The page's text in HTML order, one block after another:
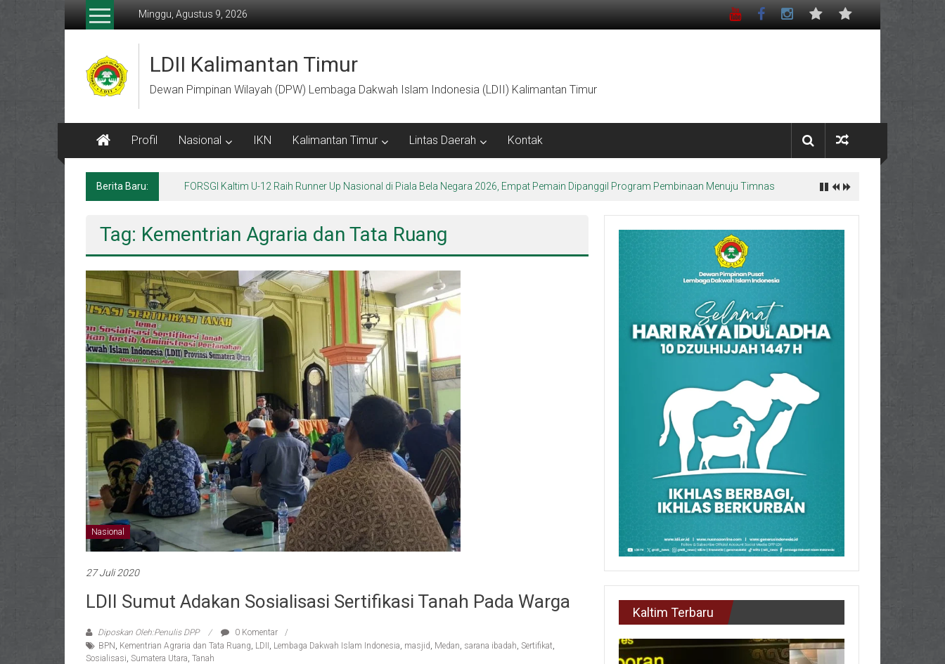
Lompat
Minggu, Agustus 9, 2026
LDII Kalimantan Timur
Dewan Pimpinan Wilayah (DPW) Lembaga Dakwah Islam Indonesia (LDII) Kalimantan Timur
Profil Nasional IKN Kalimantan Timur Lintas Daerah Kontak
Berita Baru: FORSGI Kaltim U-12 Raih Runner Up Nasional di Piala Bela Negara 2026, Empat Pemain Dipanggil Program Pembinaan Menuju Timnas
Tag: Kementrian Agraria dan Tata Ruang
Nasional
27 Juli 2020
LDII Sumut Adakan Sosialisasi Sertifikasi Tanah Pada Warga
Diposkan Oleh:Penulis DPP
0 Komentar
BPN Kementrian Agraria dan Tata Ruang LDII Lembaga Dakwah Islam Indonesia masjid Medan sarana ibadah Sertifikat
Sosialisasi Sumatera Utara Tanah
Kaltim Terbaru